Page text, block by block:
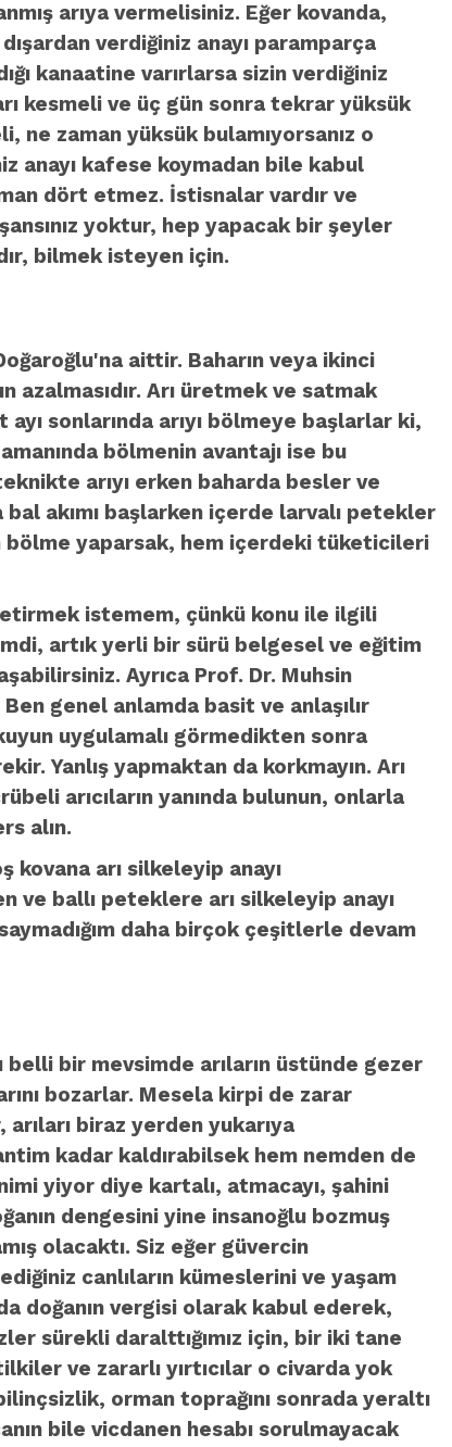
arıya vermelisiniz. Eğer kovanda,
verdiğiniz anayı paramparça
kanaatine varırlarsa sizin verdiğiniz
kesmeli ve üç gün sonra tekrar yüksük
ne zaman yüksük bulamıyorsanız o
anayı kafese koymadan bile kabul
dört etmez. İstisnalar vardır ve
yoktur, hep yapacak bir şeyler
bilmek isteyen için.
aittir. Baharın veya ikinci
azalmasıdır. Arı üretmek ve satmak
sonlarında arıyı bölmeye başlarlar ki,
bölmenin avantajı ise bu
arıyı erken baharda besler ve
akımı başlarken içerde larvalı petekler
bölme yaparsak, hem içerdeki tüketicileri
istemem, çünkü konu ile ilgili
artık yerli bir sürü belgesel ve eğitim
Ayrıca Prof. Dr. Muhsin
genel anlamda basit ve anlaşılır
uygulamalı görmedikten sonra
Yanlış yapmaktan da korkmayın. Arı
arıcıların yanında bulunun, onlarla
alın.
kovana arı silkeleyip anayı
ve ballı peteklere arı silkeleyip anayı
daha birçok çeşitlerle devam
belli bir mevsimde arıların üstünde gezer
bozarlar. Mesela kirpi de zarar
biraz yerden yukarıya
kadar kaldırabilsek hem nemden de
yiyor diye kartalı, atmacayı, şahini
dengesini yine insanoğlu bozmuş
olacaktı. Siz eğer güvercin
canlıların kümeslerini ve yaşam
doğanın vergisi olarak kabul ederek,
sürekli daralttığımız için, bir iki tane
ve zararlı yırtıcılar o civarda yok
orman toprağını sonrada yeraltı
bile vicdanen hesabı sorulmayacak